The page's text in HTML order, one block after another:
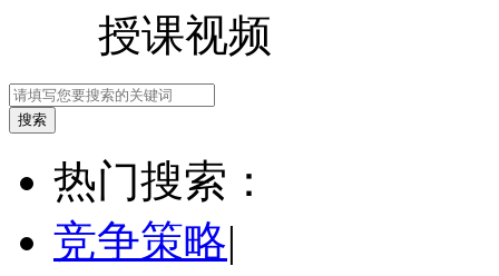
授课视频
热门搜索：
竞争策略|